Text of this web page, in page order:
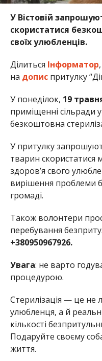
У Вістовій
скористатися
своїх улюбленців.
Ділиться Інформатор
на дописпритулку
У понеділок, 19
приміщенні сільради у
безкоштовна
У притулку
тварин
здоров’я свого
вирішення проблеми
громаді.
Також волонтери
перебування
+380950967926.
Увага: не варто
процедурою.
Стерилізація — це не
улюбленця, а й
кількості
Подаруйте своєму
життя.